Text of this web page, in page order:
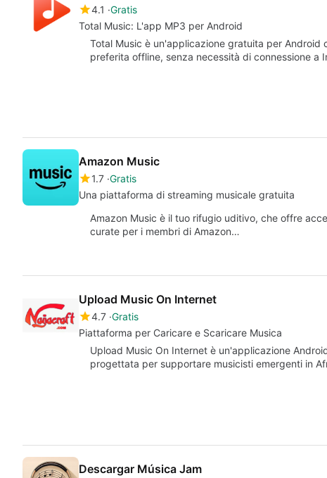
4.1 Gratis
Total Music: L'app MP3 per Android
Total Music è un'applicazione gratuita per Android
preferita offline, senza necessità di connessione a
Amazon Music
1.7 Gratis
Una piattaforma di streaming musicale gratuita
Amazon Music è il tuo rifugio uditivo, che offre
curate per i membri di Amazon…
Upload Music On Internet
4.7 Gratis
Piattaforma per Caricare e Scaricare Musica
Upload Music On Internet è un'applicazione
progettata per supportare musicisti emergenti in
Descargar Música Jam